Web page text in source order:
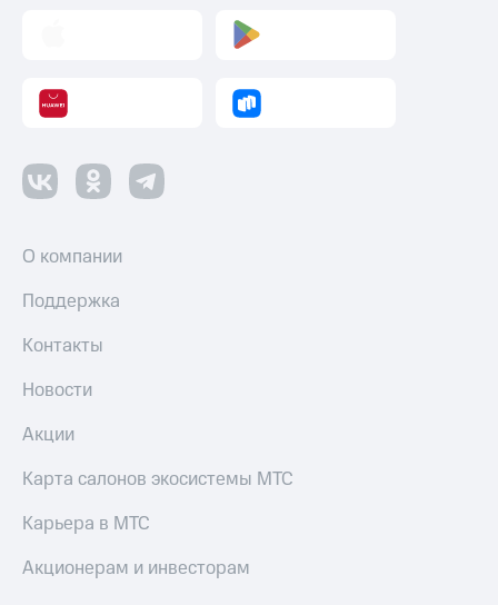
О компании
Поддержка
Контакты
Новости
Акции
Карта салонов экосистемы МТС
Карьера в МТС
Акционерам и инвесторам